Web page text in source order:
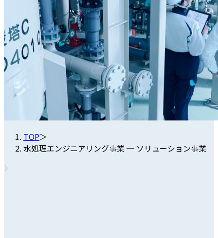
TOP＞
水処理エンジニアリング事業 ─ ソリューション事業